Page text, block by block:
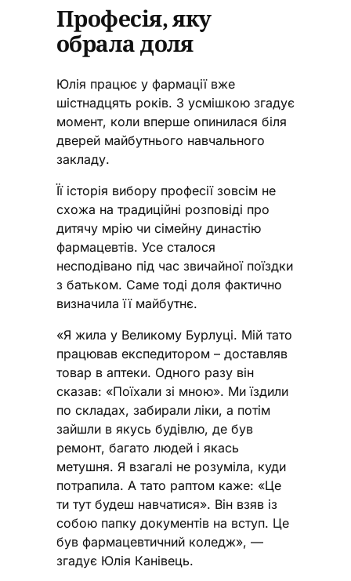
Професія, яку
обрала доля
Юлія працює у фармації вже
шістнадцять років. З усмішкою згадує
момент, коли вперше опинилася біля
дверей майбутнього навчального
закладу.
Її історія вибору професії зовсім не
схожа на традиційні розповіді про
дитячу мрію чи сімейну династію
фармацевтів. Усе сталося
несподівано під час звичайної поїздки
з батьком. Саме тоді доля фактично
визначила її майбутнє.
«Я жила у Великому Бурлуці. Мій тато
працював експедитором – доставляв
товар в аптеки. Одного разу він
сказав: «Поїхали зі мною». Ми їздили
по складах, забирали ліки, а потім
зайшли в якусь будівлю, де був
ремонт, багато людей і якась
метушня. Я взагалі не розуміла, куди
потрапила. А тато раптом каже: «Це
ти тут будеш навчатися». Він взяв із
собою папку документів на вступ. Це
був фармацевтичний коледж», —
згадує Юлія Канівець.